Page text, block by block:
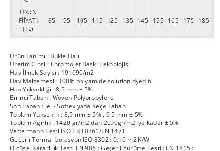
ÜRÜN
FİİYATI
(TL)
85 95 105 115 125 135 145 155 165 175 185
Ürün Tanımı : Bukle Halı
Üretim Cinsi : Chromojet Baskı Teknolojisi
Hav İlmek Sayısı : 191090/m2
Hav Malzemesi : 100% polyamide solution dyed 6
Hav Yüksekliği : 8,5 mm ± 5%
Birinci Taban : Woven Polypropylene
Son Taban : Jel - Softex yada Keçe Taban
Toplam Yükseklik : 8,5 mm ± 5% , 9,5 mm ± 5%
Toplam Ağırlık : 1420 gr/m2 dan 2090gr/m2 'ya kadar ± 5%
Vettermann Testi ISO TR 10361/EN 1471
Geçerli Termal İzolasyon ISO 8302 : 0.10 m2 K/W
Ölçüsel Kararlılık Testi EN 986 : Geçerli Yürüme Testi : EN 1815 :